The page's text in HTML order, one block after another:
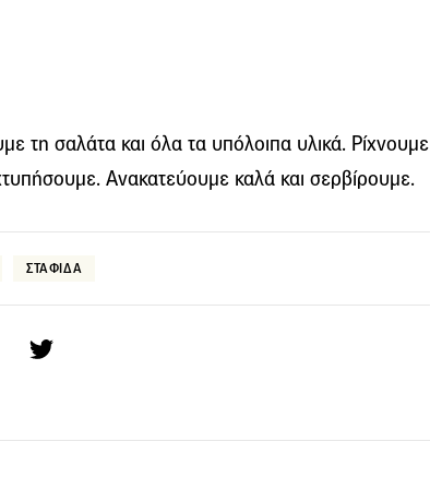
τη σαλάτα και όλα τα υπόλοιπα υλικά. Ρίχνουμε
Ανακατεύουμε καλά και σερβίρουμε.
ΣΤΑΦΙΔΑ